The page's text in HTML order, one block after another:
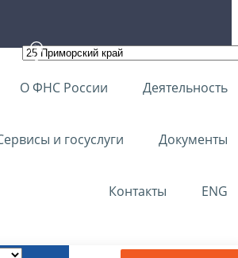
О ФНС России Деятельность
и госуслуги Документы
Контакты ENG